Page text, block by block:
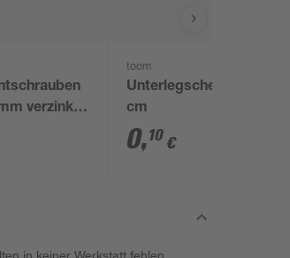
verzinkt
toom
Unterlegscheibe Ø 0,5
cm
0,10 €
in keiner Werkstatt fehlen.